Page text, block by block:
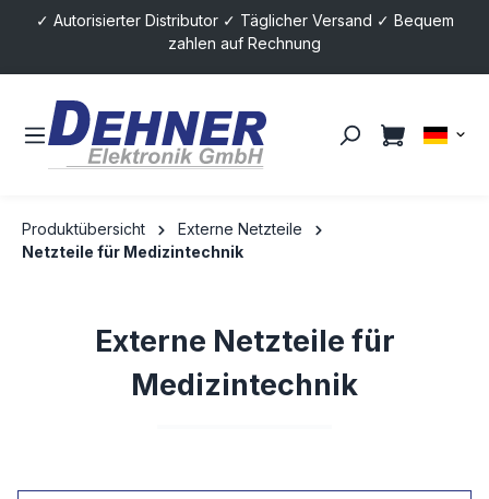
springen
✓ Autorisierter Distributor ✓ Täglicher Versand ✓ Bequem
zahlen auf Rechnung
Produktübersicht
Externe Netzteile
Netzteile für Medizintechnik
Externe Netzteile für
Medizintechnik